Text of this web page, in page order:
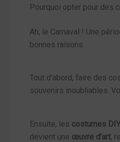
Pourquoi opter pour des
Ah, le Carnaval ! Une
bonnes raisons.
Tout d’abord, faire des
souvenirs inoubliables.
Ensuite, les costumes DIY
devient une œuvre d’art,